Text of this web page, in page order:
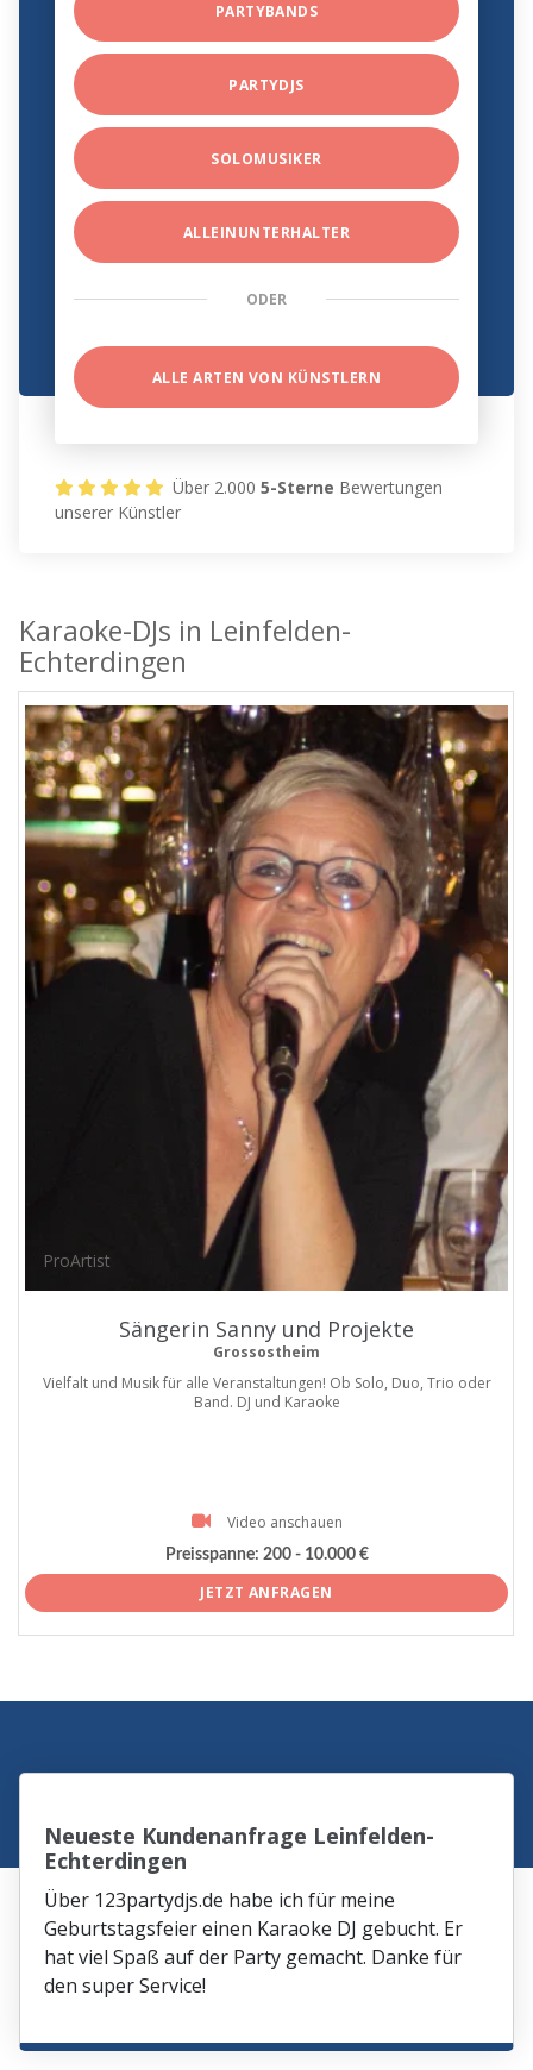
PARTYBANDS
PARTYDJS
SOLOMUSIKER
ALLEINUNTERHALTER
ODER
ALLE ARTEN VON KÜNSTLERN
Über 2.0005-Sterne Bewertungen
unserer Künstler
Karaoke-DJs in Leinfelden-
Echterdingen
ProArtist
Sängerin Sanny und Projekte
Grossostheim
Vielfalt und Musik für alle Veranstaltungen! Ob Solo, Duo, Trio oder
Band. DJ und Karaoke
Video anschauen
Preisspanne: 200 - 10.000 €
JETZT ANFRAGEN
Neueste Kundenanfrage Leinfelden-
Echterdingen
Über 123partydjs.de habe ich für meine
Geburtstagsfeier einen Karaoke DJ gebucht. Er
hat viel Spaß auf der Party gemacht. Danke für
den super Service!